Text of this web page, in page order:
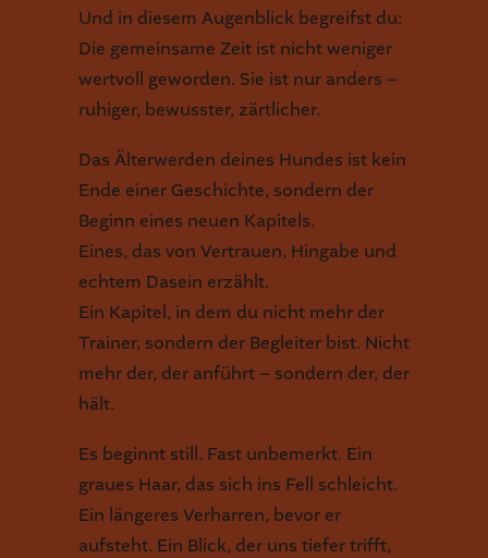
Und in diesem Augenblick begreifst du:
Die gemeinsame Zeit ist nicht weniger
wertvoll geworden. Sie ist nur anders –
ruhiger, bewusster, zärtlicher.
Das Älterwerden deines Hundes ist kein
Ende einer Geschichte, sondern der
Beginn eines neuen Kapitels.
Eines, das von Vertrauen, Hingabe und
echtem Dasein erzählt.
Ein Kapitel, in dem du nicht mehr der
Trainer, sondern der Begleiter bist. Nicht
mehr der, der anführt – sondern der, der
hält.
Es beginnt still. Fast unbemerkt. Ein
graues Haar, das sich ins Fell schleicht.
Ein längeres Verharren, bevor er
aufsteht. Ein Blick, der uns tiefer trifft,